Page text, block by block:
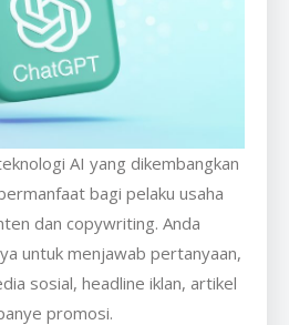
AI yang dikembangkan
bagi pelaku usaha
dan copywriting. Anda
untuk menjawab pertanyaan,
sosial, headline iklan, artikel
promosi.